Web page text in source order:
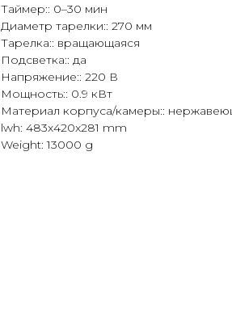
Таймер:: 0–30 мин
Диаметр тарелки:: 270 мм
Тарелка:: вращающаяся
Подсветка:: да
Напряжение:: 220 В
Мощность:: 0.9 кВт
Материал корпуса/камеры::
lwh: 483x420x281 mm
Weight: 13000 g